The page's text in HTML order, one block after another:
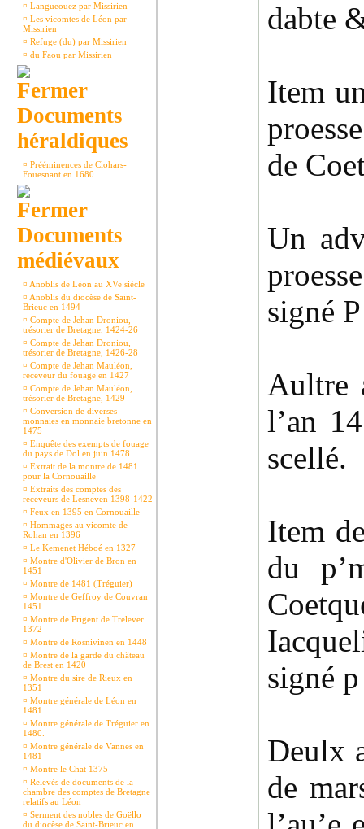
¤ Langueouez par Missirien
¤ Les vicomtes de Léon par
Missirien
¤ Refuge (du) par Missirien
¤ du Faou par Missirien
Documents
héraldiques
¤ Prééminences de Clohars-
Fouesnant en 1680
Documents
médiévaux
¤ Anoblis de Léon au XVe siècle
¤ Anoblis du diocèse de Saint-
Brieuc en 1494
¤ Compte de Jehan Droniou,
trésorier de Bretagne, 1424-26
¤ Compte de Jehan Droniou,
trésorier de Bretagne, 1426-28
¤ Compte de Jehan Mauléon,
receveur du fouage en 1427
¤ Compte de Jehan Mauléon,
trésorier de Bretagne, 1429
¤ Conversion de diverses
monnaies en monnaie bretonne en
1475
¤ Enquête des exempts de fouage
du pays de Dol en juin 1478.
¤ Extrait de la montre de 1481
pour la Cornouaille
¤ Extraits des comptes des
receveurs de Lesneven 1398-1422
¤ Feux en 1395 en Cornouaille
¤ Hommages au vicomte de
Rohan en 1396
¤ Le Kemenet Héboé en 1327
¤ Montre d'Olivier de Bron en
1451
¤ Montre de 1481 (Tréguier)
¤ Montre de Geffroy de Couvran
1451
¤ Montre de Prigent de Trelever
1372
¤ Montre de Rosnivinen en 1448
¤ Montre de la garde du château
de Brest en 1420
¤ Montre du sire de Rieux en
1351
¤ Montre générale de Léon en
1481
¤ Montre générale de Tréguier en
1480.
¤ Montre générale de Vannes en
1481
¤ Montre le Chat 1375
¤ Relevés de documents de la
chambre des comptes de Bretagne
relatifs au Léon
¤ Serment des nobles de Goëllo
du diocèse de Saint-Brieuc en
dabte
Item
de
Un
signé
Aultre
l’an
scellé.
Item
du
signé
Deulx
de